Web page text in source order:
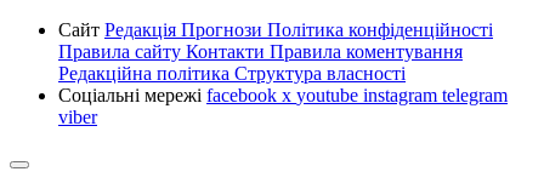
Сайт Редакція Прогнози Політика конфіденційності
Правила сайту Контакти Правила коментування
Редакційна політика Структура власності
Соціальні мережі facebook x youtube instagram telegram
viber